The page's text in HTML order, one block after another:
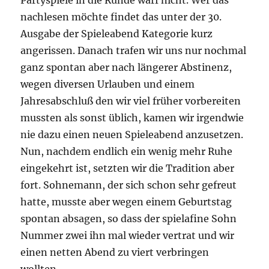
nachlesen möchte findet das unter der 30.
Ausgabe der Spieleabend Kategorie kurz
angerissen. Danach trafen wir uns nur nochmal
ganz spontan aber nach längerer Abstinenz,
wegen diversen Urlauben und einem
Jahresabschluß den wir viel früher vorbereiten
mussten als sonst üblich, kamen wir irgendwie
nie dazu einen neuen Spieleabend anzusetzen.
Nun, nachdem endlich ein wenig mehr Ruhe
eingekehrt ist, setzten wir die Tradition aber
fort. Sohnemann, der sich schon sehr gefreut
hatte, musste aber wegen einem Geburtstag
spontan absagen, so dass der spielafine Sohn
Nummer zwei ihn mal wieder vertrat und wir
einen netten Abend zu viert verbringen